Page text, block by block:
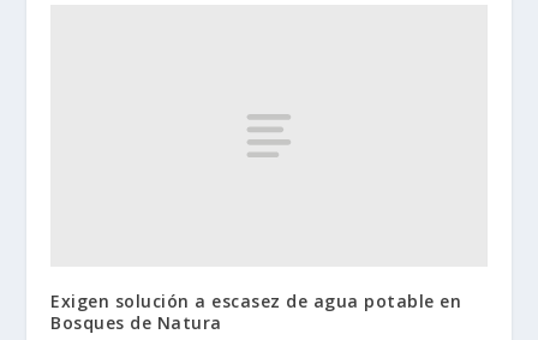
Exigen solución a escasez de agua potable en
Bosques de Natura